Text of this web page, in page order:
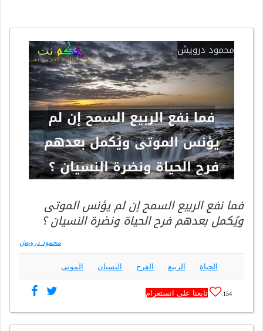
فما نفع الربيع السمح إن لم يؤنس الموتى
ويُكمل بعدهم فرح الحياة ونضرة النسيان ؟
محمود درويش
الحياة الربيع الفرح النسيان الموتى
154 تابعنا على انستغرام